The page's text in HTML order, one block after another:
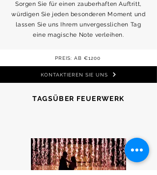
Sorgen Sie für einen zauberhaften Auftritt,
würdigen Sie jeden besonderen Moment und
lassen Sie uns Ihrem unvergesslichen Tag
eine magische Note verleihen.
PREIS: AB €1200
KONTAKTIEREN SIE UNS
TAGSÜBER FEUERWERK